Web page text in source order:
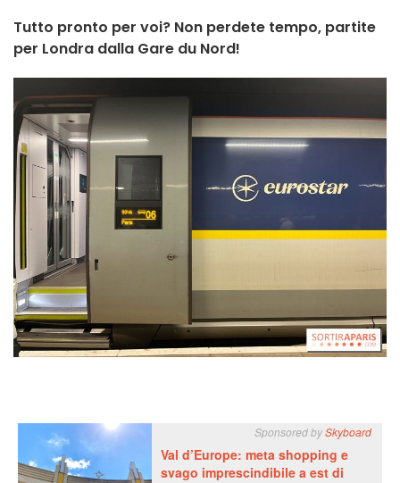
Tutto pronto per voi? Non perdete tempo, partite
per Londra dalla Gare du Nord!